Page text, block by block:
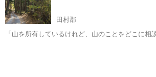
田村郡
「山を所有しているけれど、山のことをどこに相